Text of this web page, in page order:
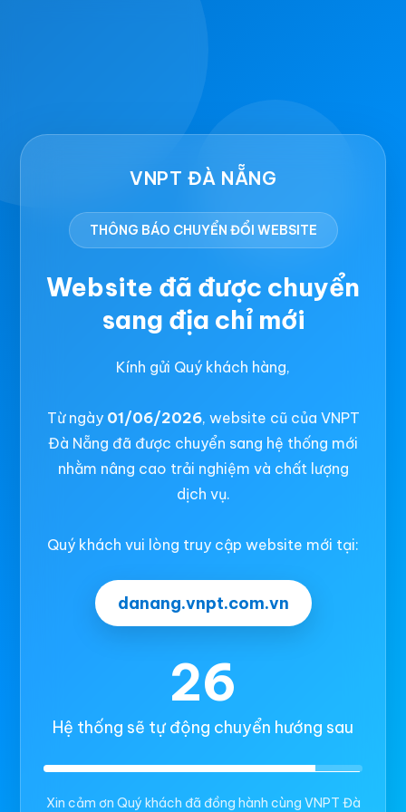
VNPT ĐÀ NẴNG
THÔNG BÁO CHUYỂN ĐỔI WEBSITE
Website đã được chuyển
sang địa chỉ mới
Kính gửi Quý khách hàng,
Từ ngày 01/06/2026, website cũ của VNPT
Đà Nẵng đã được chuyển sang hệ thống mới
nhằm nâng cao trải nghiệm và chất lượng
dịch vụ.
Quý khách vui lòng truy cập website mới tại:
danang.vnpt.com.vn
26
Hệ thống sẽ tự động chuyển hướng sau
Xin cảm ơn Quý khách đã đồng hành cùng VNPT Đà